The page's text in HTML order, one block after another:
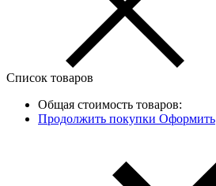
Список товаров
Общая стоимость товаров:
Продолжить покупки Оформить